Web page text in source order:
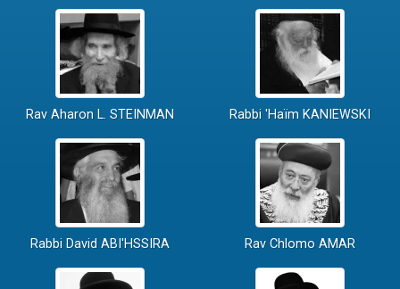
Rav Aharon L. STEINMAN Rabbi 'Haïm KANIEWSKI
Rabbi David ABI'HSSIRA Rav Chlomo AMAR